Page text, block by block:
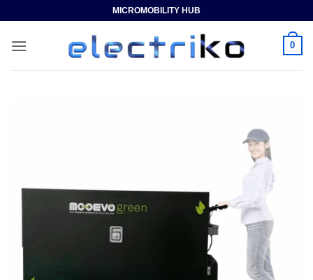
contenido
MICROMOBILITY HUB
0